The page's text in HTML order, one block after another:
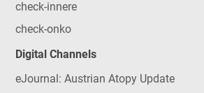
check-innere
check-onko
Digital Channels
eJournal: Austrian Atopy Update